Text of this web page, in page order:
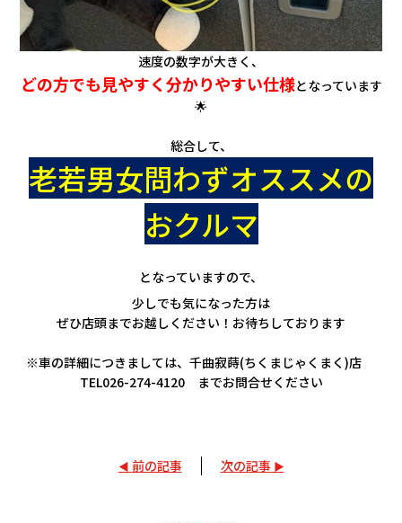
速度の数字が大きく、
どの方でも見やすく分かりやすい仕様となっています
🌟
総合して、
老若男女問わずオススメの
おクルマ
となっていますので、
少しでも気になった方は
ぜひ店頭までお越しください！お待ちしております
※車の詳細につきましては、千曲寂蒔(ちくまじゃくまく)店
TEL026-274-4120 までお問合せください
前の記事 次の記事